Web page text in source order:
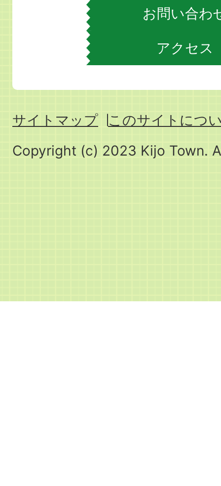
お問い合わ
アクセス
サイトマップ
このサイトにつ
Copyright (c) 2023 Kijo Town.